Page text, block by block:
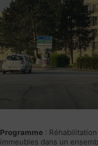
Programme :
immeubles dans un